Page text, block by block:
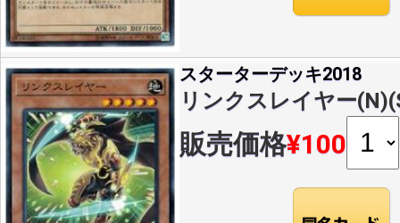
スターターデッキ2018
リンクスレイヤー
販売価格¥100